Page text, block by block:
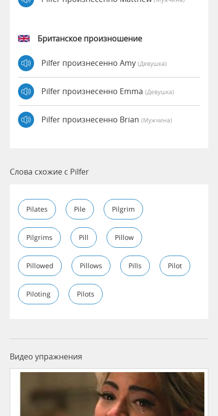
Британское произношение
Pilfer произнесенно Amy (девушка)
Pilfer произнесенно Emma (девушка)
Pilfer произнесенно Brian (мужчина)
Слова схожие с Pilfer
Pilates Pile Pilgrim
Pilgrims Pill Pillow
Pillowed Pillows Pills Pilot
Piloting Pilots
Видео упражнения